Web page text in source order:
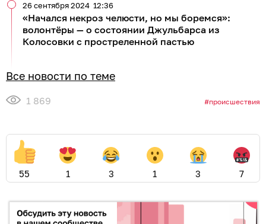
«Начался некроз челюсти, но мы боремся»:
волонтёры — о состоянии Джульбарса из
Колосовки с простреленной пастью
26 сентября 2024 12:36
Все новости по теме
1 869 происшествия
55 1 3 1 3 7